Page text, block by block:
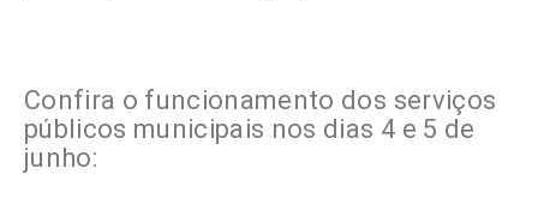
Confira o funcionamento dos serviços
públicos municipais nos dias 4 e 5 de
junho: